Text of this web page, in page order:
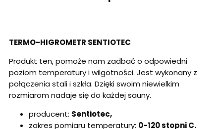
TERMO-HIGROMETR SENTIOTEC
Produkt ten, pomoże nam zadbać o odpowiedni
poziom temperatury i wilgotności. Jest wykonany z
połączenia stali i szkła. Dzięki swoim niewielkim
rozmiarom nadaje się do każdej sauny.
producent: Sentiotec,
zakres pomiaru temperatury: 0-120 stopni C.